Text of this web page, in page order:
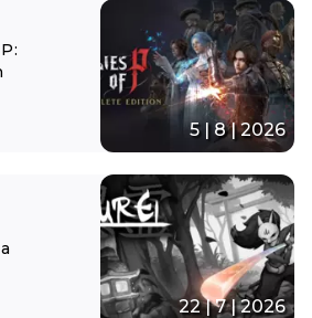
5 | 8 | 2026
22 | 7 | 2026